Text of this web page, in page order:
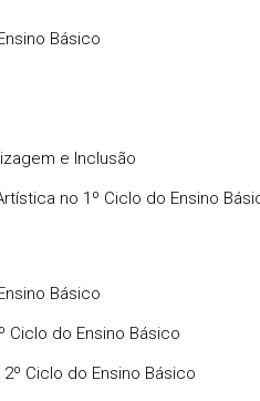
Básico
e Inclusão
no 1º Ciclo do Ensino
Básico
Ciclo do Ensino Básico
Ciclo do Ensino Básico